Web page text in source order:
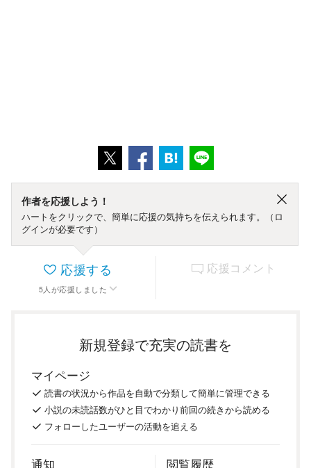
作者を応援しよう！
ハートをクリックで、簡単に応援の気持ちを伝えられます。（ロ
グインが必要です）
応援する
5 人 が応援しました
応援コメント
新規登録で充実の読書を
マイページ
読書の状況から作品を自動で分類して簡単に管理できる
小説の未読話数がひと目でわかり前回の続きから読める
フォローしたユーザーの活動を追える
通知 閲覧履歴